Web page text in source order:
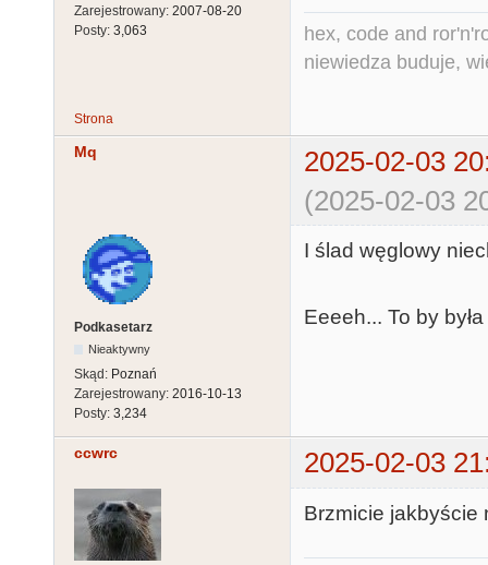
Zarejestrowany: 2007-08-20
Posty: 3,063
hex, code and
niewiedza buduje,
Strona
Mq
2025-02-03
(2025-02-03
Podkasetarz
Nieaktywny
Skąd: Poznań
Zarejestrowany: 2016-10-13
Posty: 3,234
I ślad węglowy
Eeeeh... To by
ccwrc 2025-02-03
Brzmicie jakbyście